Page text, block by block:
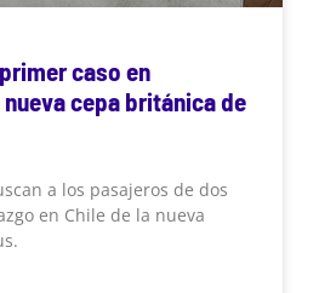
caso en
cepa británica de
a los pasajeros de dos
en Chile de la nueva